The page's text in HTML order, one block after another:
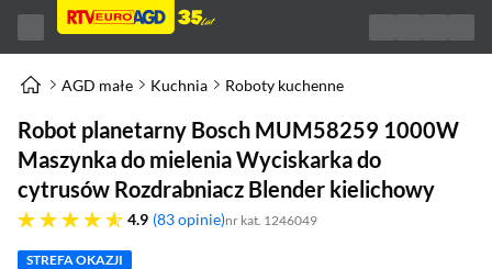
AGD małe Kuchnia Roboty kuchenne
Robot planetarny Bosch MUM58259 1000W
Maszynka do mielenia Wyciskarka do
cytrusów Rozdrabniacz Blender kielichowy
4.9
4.9 gwiazdek 83 opinie nr kat. 1246049
STREFA OKAZJI